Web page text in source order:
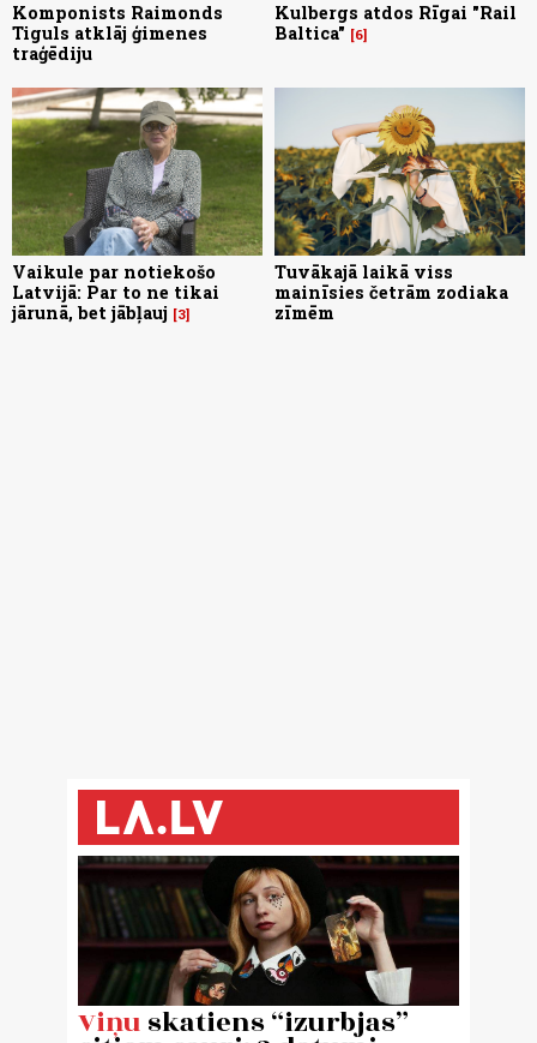
Komponists Raimonds
Tiguls atklāj ģimenes
traģēdiju
Kulbergs atdos Rīgai "Rail
Baltica"
6
Vaikule par notiekošo
Latvijā: Par to ne tikai
jārunā, bet jābļauj
3
Tuvākajā laikā viss
mainīsies četrām zodiaka
zīmēm